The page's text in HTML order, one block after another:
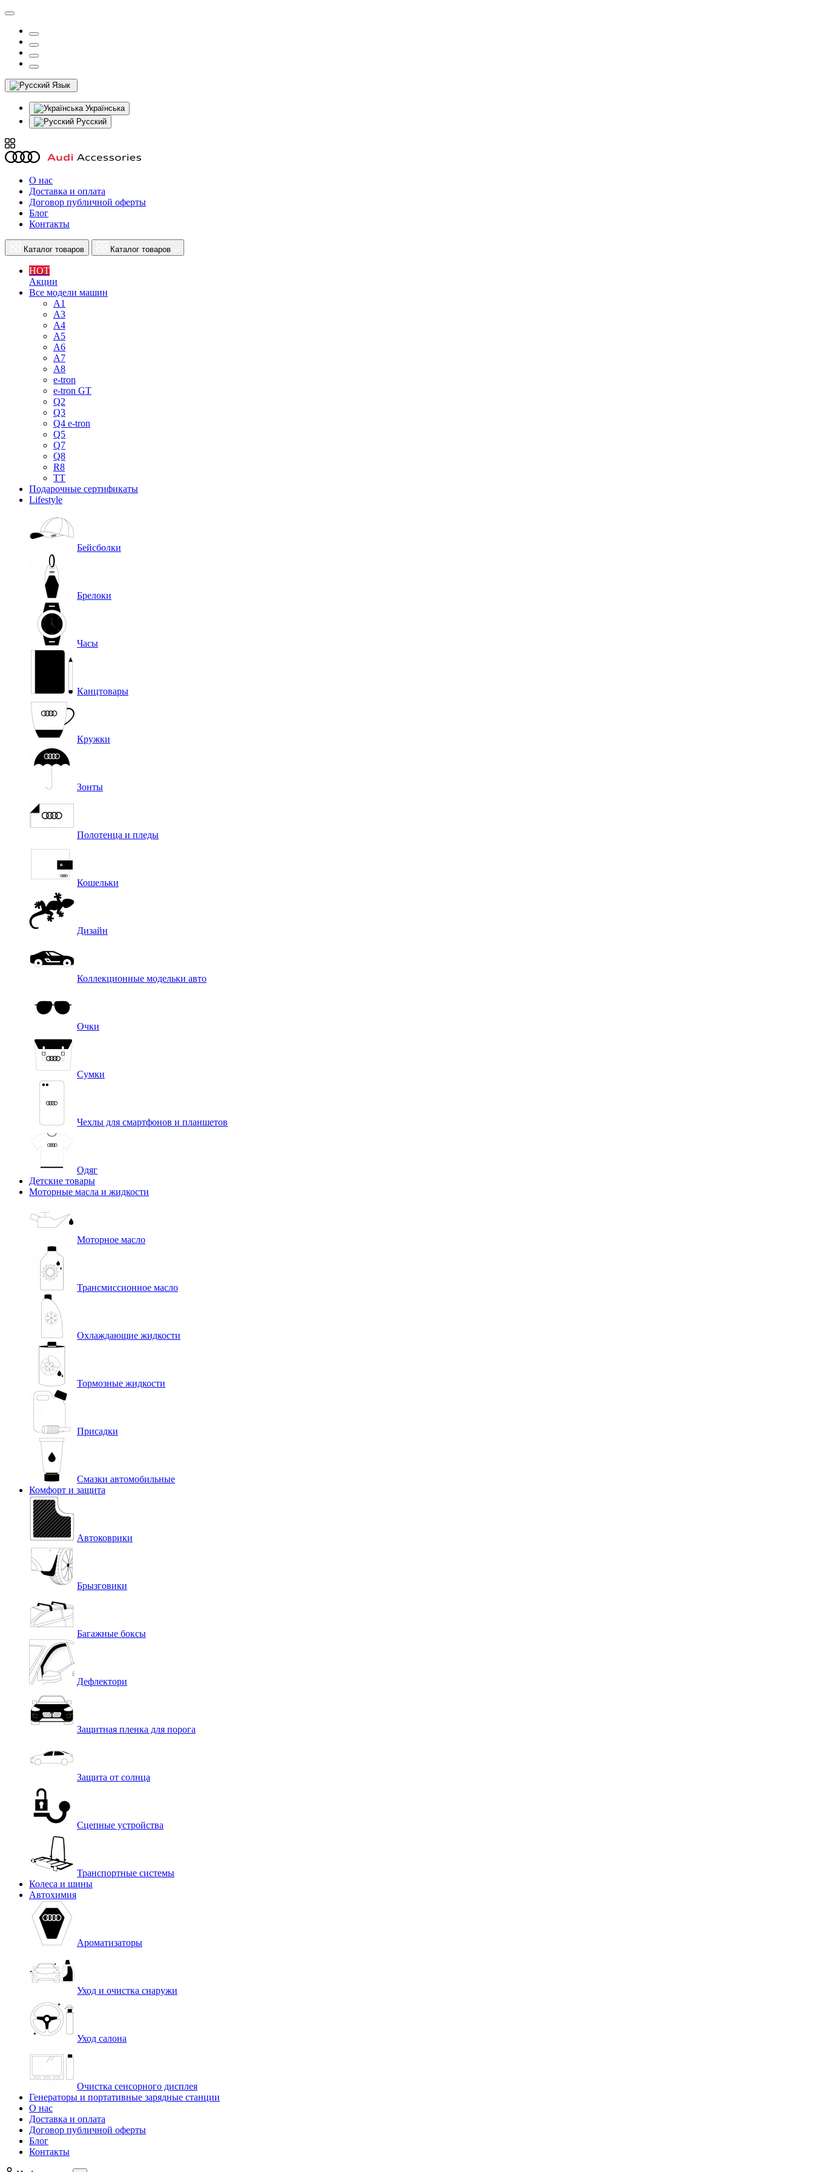
Язык
Українська
Русский
О нас
Доставка и оплата
Договор публичной оферты
Блог
Контакты
Каталог товаров Каталог товаров
HOT
Акции
Все модели машин
A1
A3
A4
A5
A6
A7
A8
e-tron
e-tron GT
Q2
Q3
Q4 e-tron
Q5
Q7
Q8
R8
TT
Подарочные сертификаты
Lifestyle
Бейсболки
Брелоки
Часы
Канцтовары
Кружки
Зонты
Полотенца и пледы
Кошельки
Дизайн
Коллекционные модельки авто
Очки
Сумки
Чехлы для смартфонов и планшетов
Одяг
Детские товары
Моторные масла и жидкости
Моторное масло
Трансмиссионное масло
Охлаждающие жидкости
Тормозные жидкости
Присадки
Смазки автомобильные
Комфорт и защита
Автоковрики
Брызговики
Багажные боксы
Дефлектори
Защитная пленка для порога
Защита от солнца
Сцепные устройства
Транспортные системы
Колеса и шины
Автохимия
Ароматизаторы
Уход и очистка снаружи
Уход салона
Очистка сенсорного дисплея
Генераторы и портативные зарядные станции
О нас
Доставка и оплата
Договор публичной оферты
Блог
Контакты